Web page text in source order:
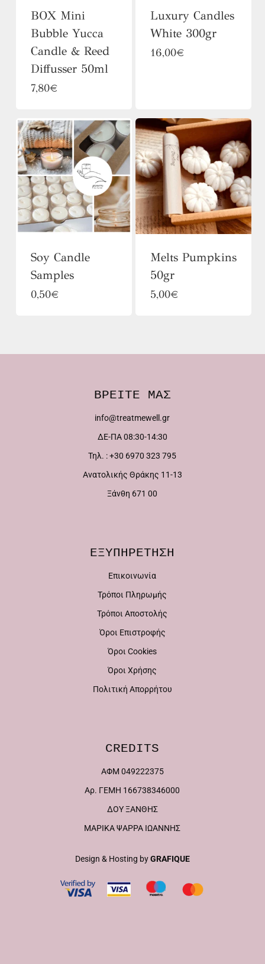
BOX Mini
Bubble Yucca
Candle & Reed
Diffusser 50ml
7,80€
Luxury Candles
White 300gr
16,00€
πολλαπλές
παραλλαγές.
Οι
επιλογές
μπορούν
να
στη
Soy Candle
Samples
0,50€
Melts Pumpkins
50gr
5,00€
ΒΡΕΙΤΕ ΜΑΣ
info@treatmewell.gr
ΔΕ-ΠΑ 08:30-14:30
Τηλ. : +30 6970 323 795
Ανατολικής Θράκης 11-13
Ξάνθη 671 00
ΕΞΥΠΗΡΕΤΗΣΗ
Επικοινωνία
Τρόποι Πληρωμής
Τρόποι Αποστολής
Όροι Επιστροφής
Όροι Cookies
Όροι Χρήσης
Πολιτική Απορρήτου
CREDITS
ΑΦΜ 049222375
Αρ. ΓΕΜΗ 166738346000
ΔΟΥ ΞΑΝΘΗΣ
ΜΑΡΙΚΑ ΨΑΡΡΑ ΙΩΑΝΝΗΣ
Design & Hosting byGRAFIQUE